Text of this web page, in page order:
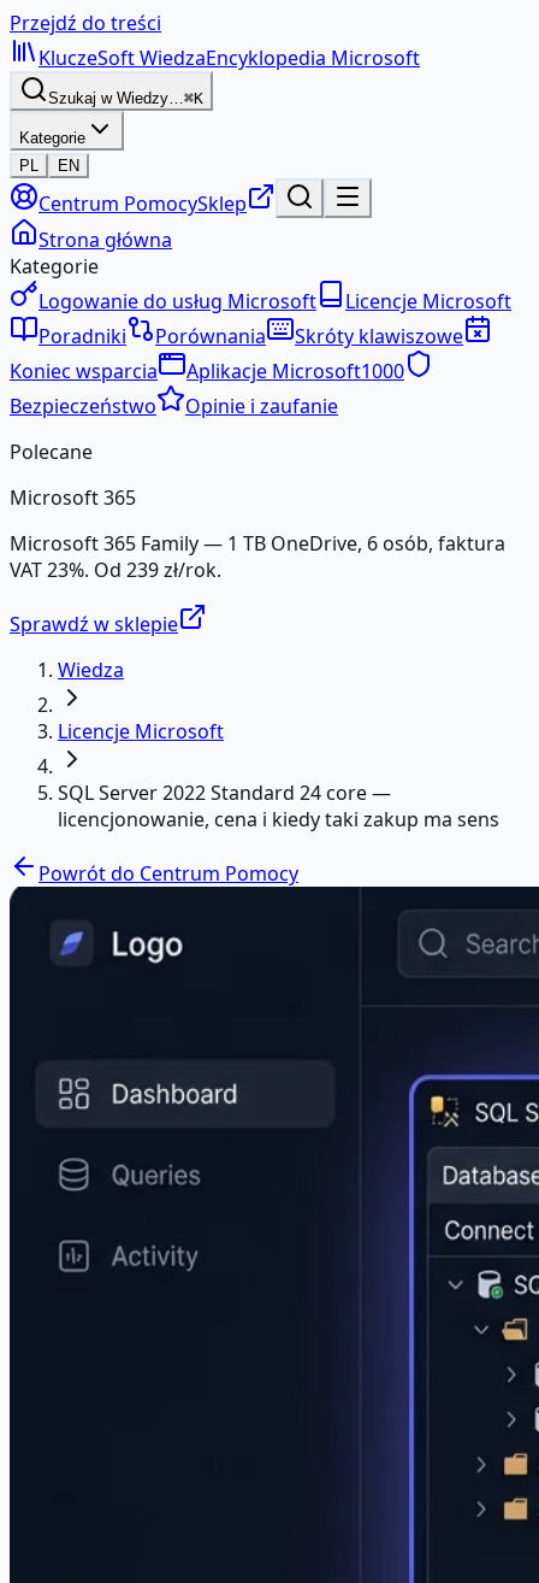
Przejdź do treści
KluczeSoftWiedzaEncyklopedia Microsoft
Szukaj w Wiedzy…⌘K
Kategorie
PL
EN
Centrum PomocySklep
Strona główna
Kategorie
Logowanie do usług Microsoft
Licencje Microsoft
Poradniki
Porównania
Skróty klawiszowe
Koniec wsparcia
Aplikacje Microsoft1000
Bezpieczeństwo
Opinie i zaufanie
Polecane
Microsoft 365
Microsoft 365 Family — 1 TB OneDrive, 6 osób, faktura
VAT 23%. Od 239 zł/rok.
Sprawdź w sklepie
Wiedza
Licencje Microsoft
SQL Server 2022 Standard 24 core —
licencjonowanie, cena i kiedy taki zakup ma sens
Powrót do Centrum Pomocy